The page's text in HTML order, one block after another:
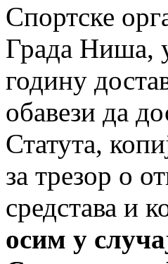
Спортске
Града Ниша,
годину
обавези да
Статута,
за трезор о
средстава и
осим у